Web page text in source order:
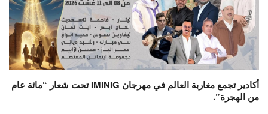
أكادير تجمع مغاربة العالم في مهرجان IMINIG تحت شعار “مائة عام
من الهجرة”.